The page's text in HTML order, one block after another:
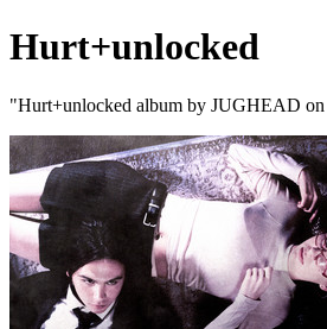
Hurt+unlocked
"Hurt+unlocked album by JUGHEAD on